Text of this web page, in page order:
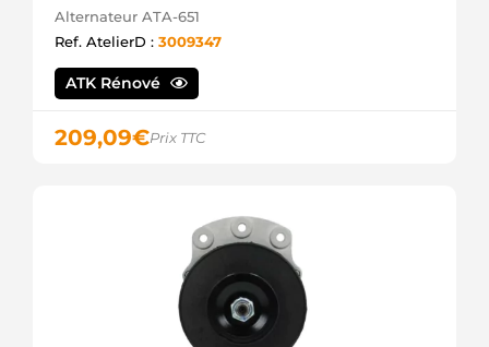
Alternateur ATA-651
Ref. AtelierD : 3009347
ATK Rénové
209,09€Prix TTC